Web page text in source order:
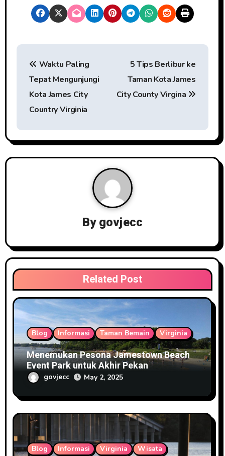
P
n
a
t
o
n
Waktu Paling
Tepat Mengunjungi
Kota James City
Country Virginia
5 Tips Berlibur ke
Taman Kota James
City County Virgina
Bygovjecc
Related Post
Blog Informasi Taman Bemain Virginia
Menemukan Pesona Jamestown Beach
Event Park untuk Akhir Pekan
govjecc May 2, 2025
Blog Informasi Virginia Wisata